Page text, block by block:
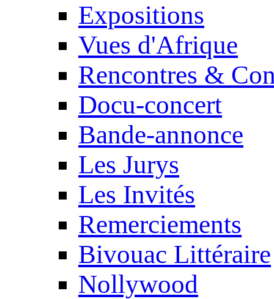
Expositions
Vues d'Afrique
Rencontres &
Docu-concert
Bande-annonce
Les Jurys
Les Invités
Remerciements
Bivouac Littéraire
Nollywood